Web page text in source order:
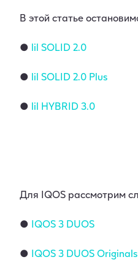
В этой статье
● lil SOLID 2.0
● lil SOLID 2.0 Plus
● lil HYBRID 3.0
Для IQOS рассмотрим
● IQOS 3 DUOS
● IQOS 3 DUOS Originals